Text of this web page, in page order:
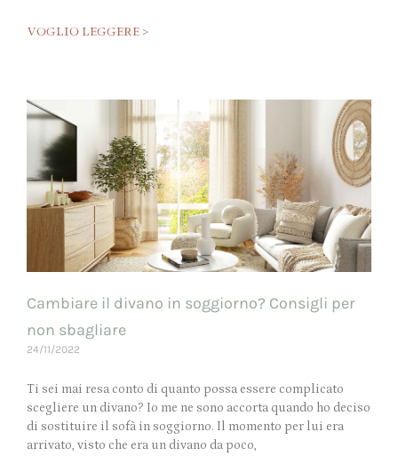
VOGLIO LEGGERE >
Cambiare il divano in soggiorno? Consigli per
non sbagliare
24/11/2022
Ti sei mai resa conto di quanto possa essere complicato
scegliere un divano? Io me ne sono accorta quando ho deciso
di sostituire il sofà in soggiorno. Il momento per lui era
arrivato, visto che era un divano da poco,